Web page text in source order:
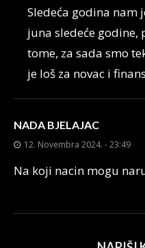
Sledeća godina nam
juna sledeće godine,
tome, za sada smo
je loš za novac i
NADA BJELAJAC
12. Novembra 2024. - 23:49
Na koji nacin mogu